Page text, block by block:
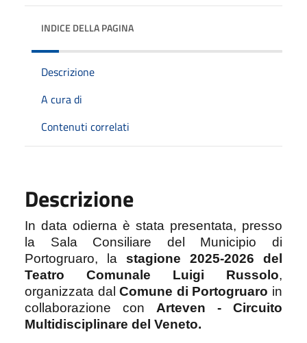
INDICE DELLA PAGINA
Descrizione
A cura di
Contenuti correlati
Descrizione
In data odierna è stata presentata, presso
la Sala Consiliare del Municipio di
Portogruaro, la stagione 2025-2026 del
Teatro Comunale Luigi Russolo,
organizzata dalComune di Portogruaro in
collaborazione con Arteven - Circuito
Multidisciplinare del Veneto.